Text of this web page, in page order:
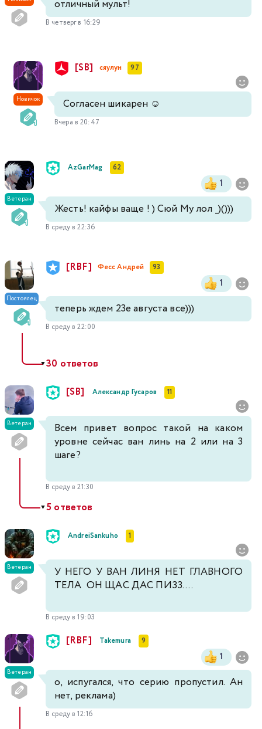
отличный мульт!
В четверг в 16:29
Новичок
[SB] сяулун 97
Согласен шикарен ☺️
Вчера в 20:47
Ветеран
AzGarMag 62
1
Жесть! кайфы ваще ! ) Сюй Му лол _)()))
В среду в 22:36
Постоялец
[RBF] Фесс Андрей 93
1
теперь ждем 23е августа все)))
В среду в 22:00
▼30 ответов
Ветеран
[SB] Александр Гусаров 11
Всем привет вопрос такой на каком
уровне сейчас ван линь на 2 или на 3
шаге?
В среду в 21:30
▼5 ответов
Ветеран
AndreiSankuho 1
У НЕГО У ВАН ЛИНЯ НЕТ ГЛАВНОГО
ТЕЛА ОН ЩАС ДАС ПИЗЗ....
В среду в 19:03
Ветеран
[RBF] Takemura 9
1
о, испугался, что серию пропустил. Ан
нет, реклама)
В среду в 12:16